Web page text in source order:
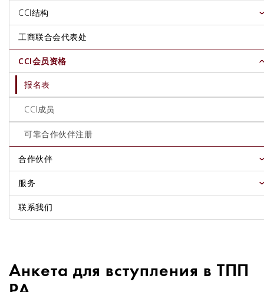
CCI结构
工商联合会代表处
CCI会员资格
报名表
CCI成员
可靠合作伙伴注册
合作伙伴
服务
联系我们
Анкета для вступления в ТПП